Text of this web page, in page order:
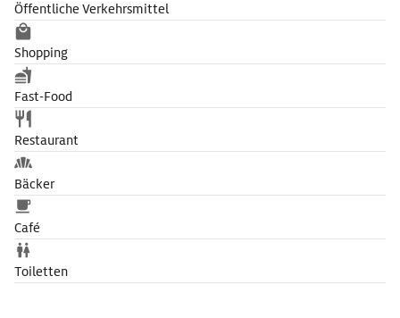
Öffentliche Verkehrsmittel
Shopping
Fast-Food
Restaurant
Bäcker
Café
Toiletten